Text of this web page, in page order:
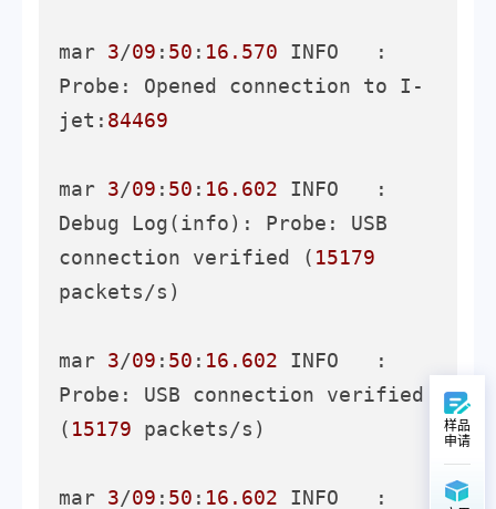
mar 3/09 : 50 : 16.570 INFO   :
Probe: Opened connection to I-
jet: 84469
mar 3/09 : 50 : 16.602 INFO   :
Debug Log(info): Probe: USB
connection verified ( 15179
packets/s)
mar 3/09 : 50 : 16.602 INFO   :
Probe: USB connection verified
( 15179 packets/s)
mar 3/09 : 50 : 16.602 INFO   :
样品
申请